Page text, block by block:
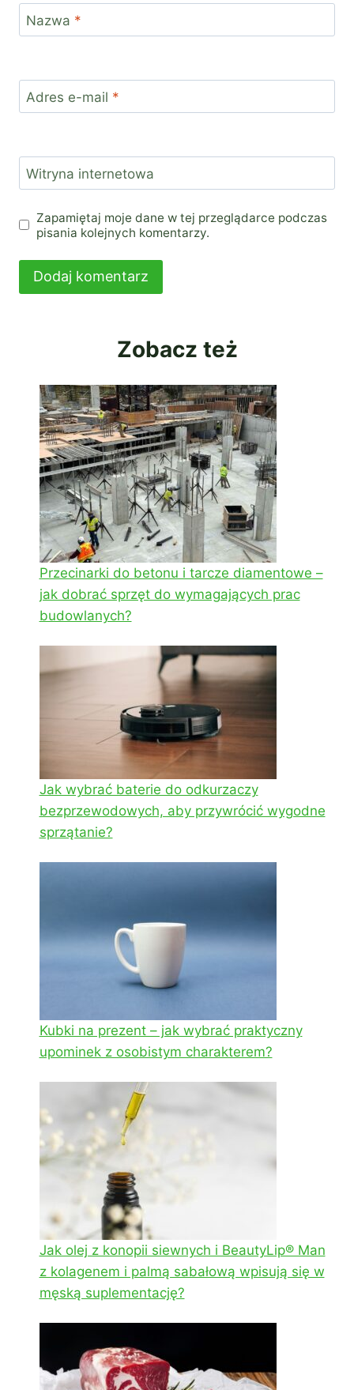
Nazwa *
Adres e-mail *
Witryna internetowa
Zapamiętaj moje dane w tej przeglądarce podczas
pisania kolejnych komentarzy.
Zobacz też
Przecinarki do betonu i tarcze diamentowe –
jak dobrać sprzęt do wymagających prac
budowlanych?
Jak wybrać baterie do odkurzaczy
bezprzewodowych, aby przywrócić wygodne
sprzątanie?
Kubki na prezent – jak wybrać praktyczny
upominek z osobistym charakterem?
Jak olej z konopii siewnych i BeautyLip® Man
z kolagenem i palmą sabałową wpisują się w
męską suplementację?